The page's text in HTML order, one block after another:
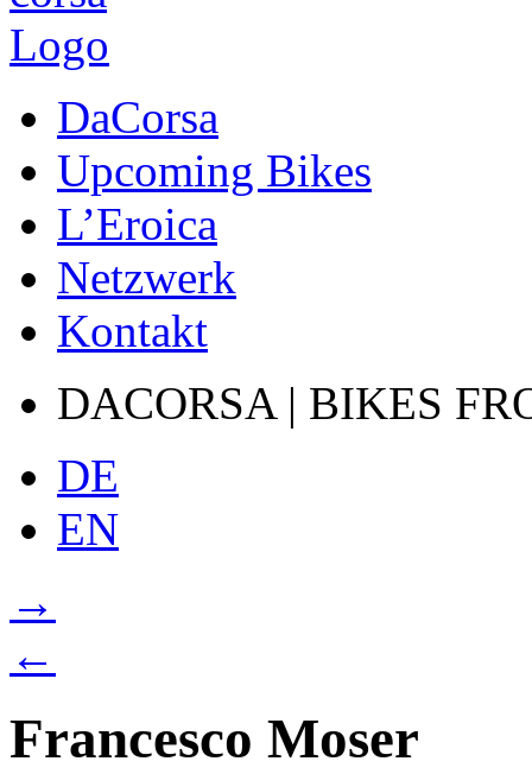
DaCorsa
Upcoming Bikes
L’Eroica
Netzwerk
Kontakt
DACORSA | BIKES
DE
EN
→
←
Francesco Moser